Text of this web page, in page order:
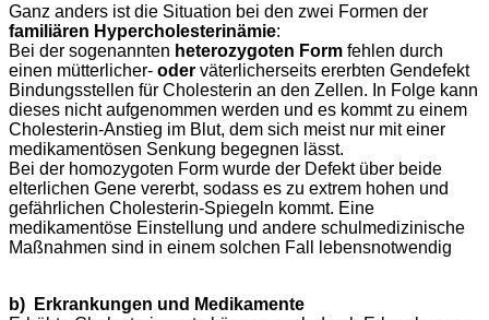
Ganz anders ist die Situation bei den zwei Formen der
familiären Hypercholesterinämie:
Bei der sogenannten heterozygoten Form fehlen durch
einen mütterlicher- oder väterlicherseits ererbten Gendefekt
Bindungsstellen für Cholesterin an den Zellen. In Folge kann
dieses nicht aufgenommen werden und es kommt zu einem
Cholesterin-Anstieg im Blut, dem sich meist nur mit einer
medikamentösen Senkung begegnen lässt.
Bei der homozygoten Form wurde der Defekt über beide
elterlichen Gene vererbt, sodass es zu extrem hohen und
gefährlichen Cholesterin-Spiegeln kommt. Eine
medikamentöse Einstellung und andere schulmedizinische
Maßnahmen sind in einem solchen Fall lebensnotwendig
b) Erkrankungen und Medikamente